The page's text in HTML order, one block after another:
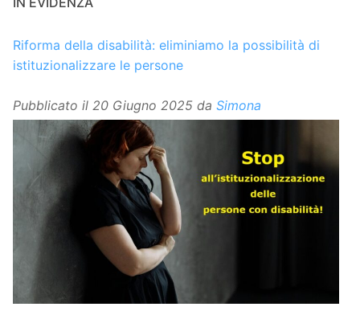
Riforma della disabilità: eliminiamo la possibilità di
istituzionalizzare le persone
Pubblicato il 20 Giugno 2025 da Simona